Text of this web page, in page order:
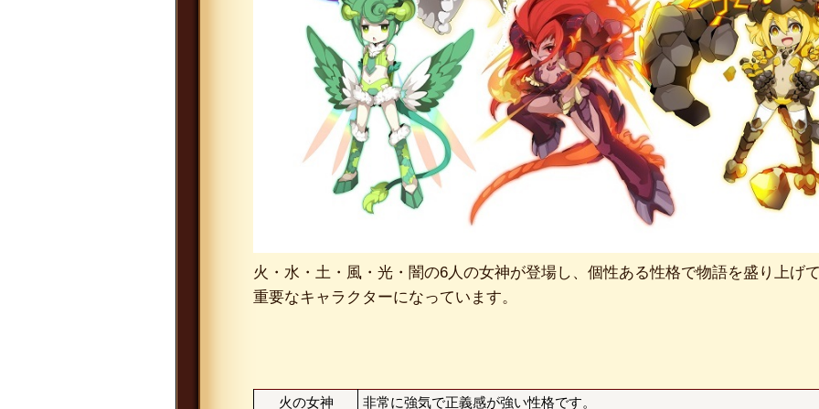
火・水・土・風・光・闇の6人の女神が登場し、個性ある性格で物語を盛り上げ
重要なキャラクターになっています。
火の女神 非常に強気で正義感が強い性格です。